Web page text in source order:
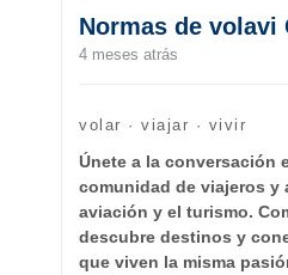
Normas de volavi
4 meses atrás
volar · viajar · vivir
Únete a la conversación
comunidad de viajeros y
aviación y el turismo.
descubre destinos y
que viven la misma